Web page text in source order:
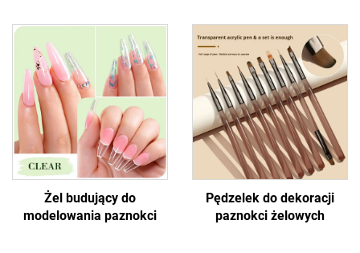
żelem z platyną
Żel budujący do
modelowania paznokci
Pędzelek do dekoracji
paznokci żelowych